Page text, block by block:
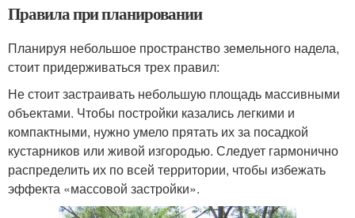
Правила при планировании
Планируя небольшое пространство земельного надела,
стоит придерживаться трех правил:
Не стоит застраивать небольшую площадь массивными
объектами. Чтобы постройки казались легкими и
компактными, нужно умело прятать их за посадкой
кустарников или живой изгородью. Следует гармонично
распределить их по всей территории, чтобы избежать
эффекта «массовой застройки».